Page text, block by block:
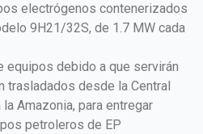
electrógenos contenerizados
9H21/32S, de 1.7 MW cada
equipos debido a que servirán
trasladados desde la Central
Amazonia, para entregar
petroleros de EP